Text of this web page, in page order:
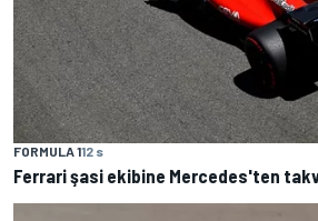
FORMULA 112 s
Ferrari şasi ekibine Mercedes'ten